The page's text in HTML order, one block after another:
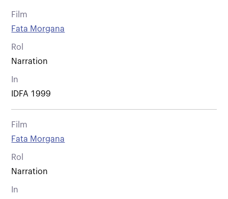
Film
Fata Morgana
Rol
Narration
In
IDFA 1999
Film
Fata Morgana
Rol
Narration
In